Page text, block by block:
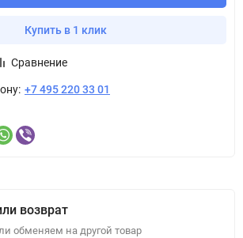
Купить в 1 клик
Сравнение
+7 495 220 33 01
возврат
обменяем на другой товар